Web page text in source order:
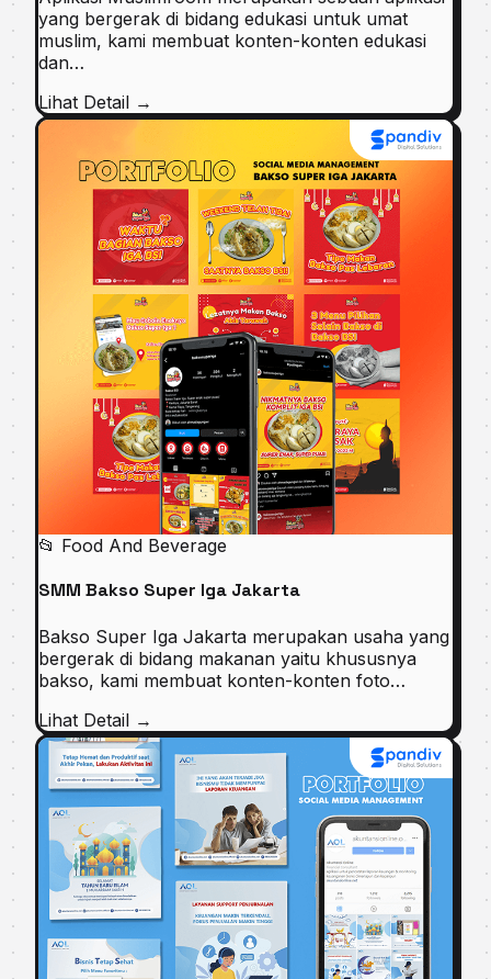
yang bergerak di bidang edukasi untuk umat
muslim, kami membuat konten-konten edukasi
dan…
Lihat Detail →
📂 Food And Beverage
SMM Bakso Super Iga Jakarta
Bakso Super Iga Jakarta merupakan usaha yang
bergerak di bidang makanan yaitu khususnya
bakso, kami membuat konten-konten foto…
Lihat Detail →